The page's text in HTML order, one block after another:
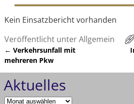
Kein Einsatzbericht vorhanden
Veröffentlicht unterAllgemein
Artikelnavigation
← Verkehrsunfall mit
mehreren Pkw
Aktuelles